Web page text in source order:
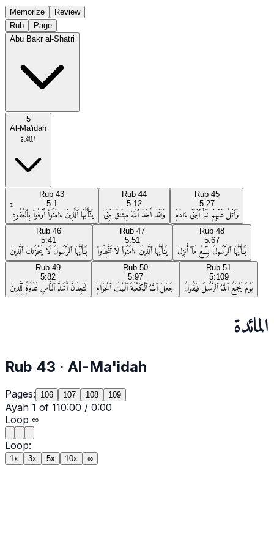
Memorize
Review
Rub
Page
Abu Bakr al-Shatri
5
Al-Ma'idah
المائدة
Rub 43
5:1
يَـٰٓأَيُّهَا ٱلَّذِينَ ءَامَنُوٓا۟ أَوْفُوا۟ بِٱلْعُقُودِ ۚ
Rub 44
5:12
وَلَقَدْ أَخَذَ ٱللَّهُ مِيثَـٰقَ بَنِىٓ
Rub 45
5:27
وَٱتْلُ عَلَيْهِمْ نَبَأَ ٱبْنَىْ ءَادَمَ
Rub 46
5:41
يَـٰٓأَيُّهَا ٱلرَّسُولُ لَا يَحْزُنكَ ٱلَّذِينَ
Rub 47
5:51
يَـٰٓأَيُّهَا ٱلَّذِينَ ءَامَنُوا۟ لَا تَتَّخِذُوا۟
Rub 48
5:67
يَـٰٓأَيُّهَا ٱلرَّسُولُ بَلِّغْ مَآ أُنزِلَ
Rub 49
5:82
لَتَجِدَنَّ أَشَدَّ ٱلنَّاسِ عَدَٰوَةًۭ لِّلَّذِينَ
Rub 50
5:97
جَعَلَ ٱللَّهُ ٱلْكَعْبَةَ ٱلْبَيْتَ ٱلْحَرَامَ
Rub 51
5:109
يَوْمَ يَجْمَعُ ٱللَّهُ ٱلرُّسُلَ فَيَقُولُ
المائدة
Rub 43 · Al-Ma'idah
Pages: 106 107 108 109
Ayah 1 of 110:00 / 0:00
Loop ∞
Loop:
1x 3x 5x 10x ∞